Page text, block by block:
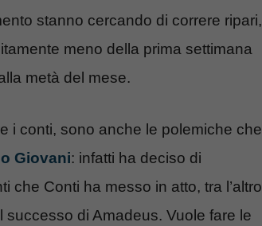
stanno cercando di correre ripari,
meno della prima settimana
metà del mese.
i conti, sono anche le polemiche che
Giovani: infatti ha deciso di
che Conti ha messo in atto, tra l’altro
di Amadeus. Vuole fare le